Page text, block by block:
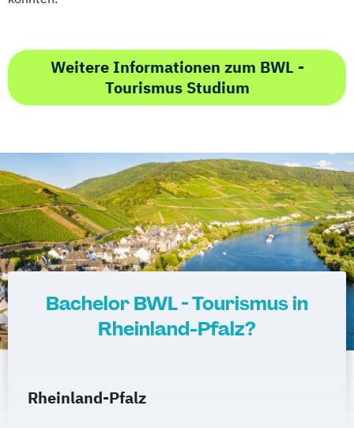
Weitere Informationen zum BWL -
Tourismus Studium
Bachelor BWL - Tourismus in
Rheinland-Pfalz?
Rheinland-Pfalz